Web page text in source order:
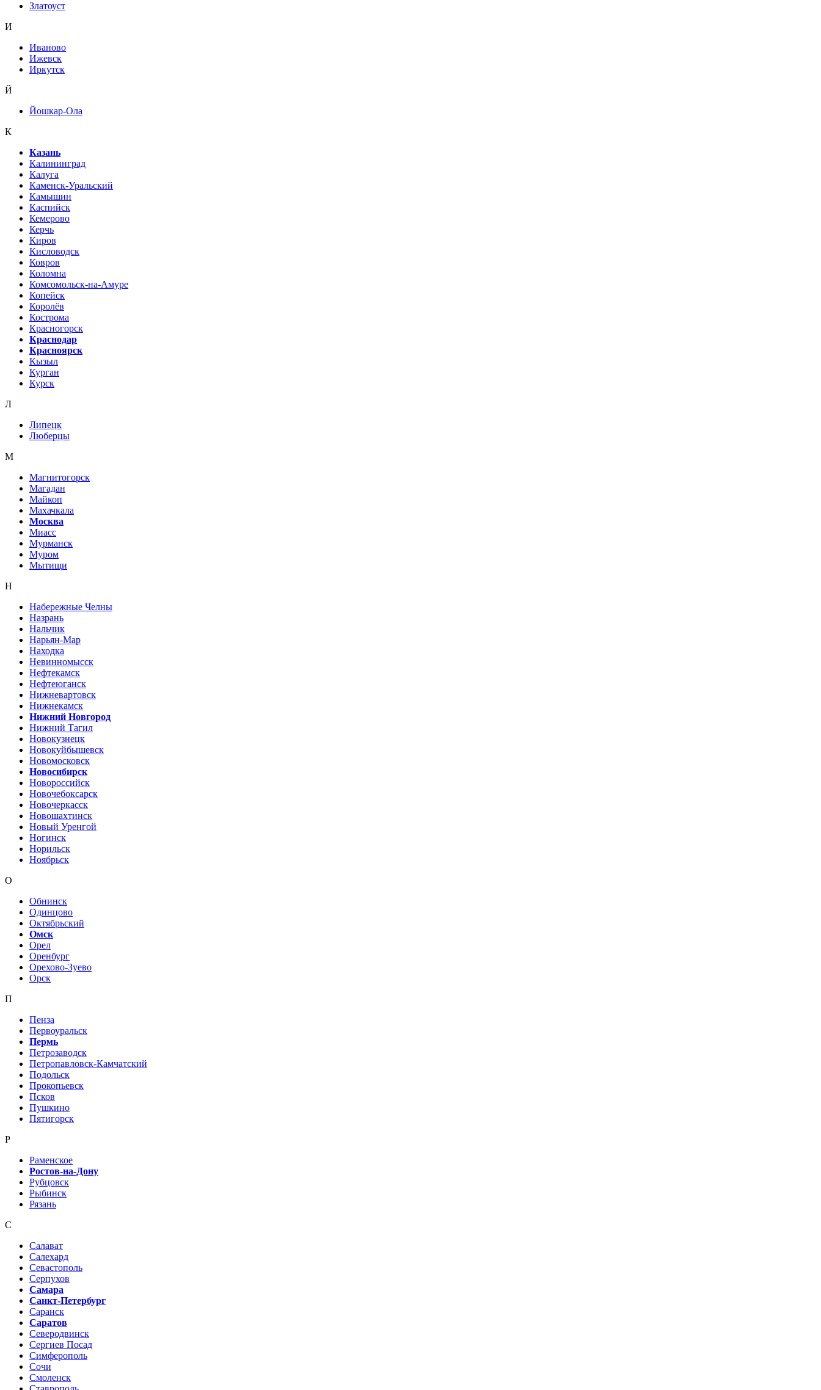
Златоуст
И
Иваново
Ижевск
Иркутск
Й
Йошкар-Ола
К
Казань
Калининград
Калуга
Каменск-Уральский
Камышин
Каспийск
Кемерово
Керчь
Киров
Кисловодск
Ковров
Коломна
Комсомольск-на-Амуре
Копейск
Королёв
Кострома
Красногорск
Краснодар
Красноярск
Кызыл
Курган
Курск
Л
Липецк
Люберцы
М
Магнитогорск
Магадан
Майкоп
Махачкала
Москва
Миасс
Мурманск
Муром
Мытищи
Н
Набережные Челны
Назрань
Нальчик
Нарьян-Мар
Находка
Невинномысск
Нефтекамск
Нефтеюганск
Нижневартовск
Нижнекамск
Нижний Новгород
Нижний Тагил
Новокузнецк
Новокуйбышевск
Новомосковск
Новосибирск
Новороссийск
Новочебоксарск
Новочеркасск
Новошахтинск
Новый Уренгой
Ногинск
Норильск
Ноябрьск
О
Обнинск
Одинцово
Октябрьский
Омск
Орел
Оренбург
Орехово-Зуево
Орск
П
Пенза
Первоуральск
Пермь
Петрозаводск
Петропавловск-Камчатский
Подольск
Прокопьевск
Псков
Пушкино
Пятигорск
Р
Раменское
Ростов-на-Дону
Рубцовск
Рыбинск
Рязань
С
Салават
Салехард
Севастополь
Серпухов
Самара
Санкт-Петербург
Саранск
Саратов
Северодвинск
Сергиев Посад
Симферополь
Сочи
Смоленск